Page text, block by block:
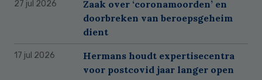
27 jul 2026
Zaak over ‘coronamoorden’ en
doorbreken van beroepsgeheim
dient
17 jul 2026
Hermans houdt expertisecentra
voor postcovid jaar langer open